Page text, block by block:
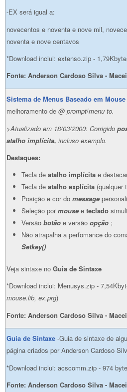
-EX será igual a:
novecentos e noventa e nove mil,
noventa e nove centavos
*Download inclui: extenso.zip -
Fonte: Anderson Cardoso Silva -
Sistema de Menus Baseado em Mouse
melhoramento de @ prompt/menu to.
>Atualizado em 18/03/2000: Corrigido
atalho implícita, incluso exemplo.
Destaques:
Tecla de atalho implícita e
Tecla de atalho explícita (qualquer
Posição e cor do message
Seleção pormouse e teclado
Versão botão e versão opção ;
Não atrapalha a perfomance do
Setkey()
Veja sintaxe no Guia de Sintaxe
*Download inclui: Menusys.zip -
mouse.lib, ex.prg)
Fonte: Anderson Cardoso Silva -
Guia de Sintaxe -Guia de sintaxe de
página criados por Anderson Cardoso
*Download inclui: acscomm.zip - 974
Fonte: Anderson Cardoso Silva -